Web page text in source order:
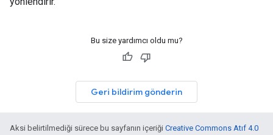
Bu size yardımcı oldu mu?
Geri bildirim gönderin
Aksi belirtilmediği sürece bu sayfanın içeriği Creative Commons Atıf 4.0